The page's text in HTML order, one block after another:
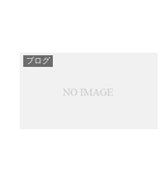
ブログ